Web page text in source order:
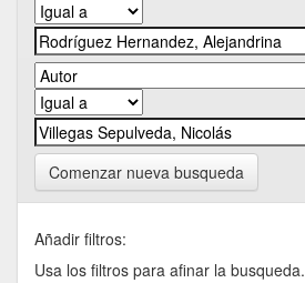
Comenzar nueva busqueda
Añadir filtros:
Usa los filtros para afinar la busqueda.